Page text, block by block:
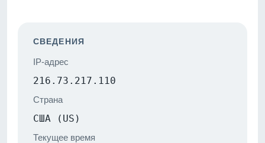
СВЕДЕНИЯ
IP-адрес
216.73.217.110
Страна
США (US)
Текущее время